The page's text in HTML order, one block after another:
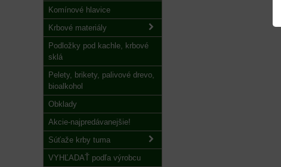
Komínové hlavice
Krbové materiály
Podložky pod kachle, krbové
sklá
Pelety, brikety, palivové drevo,
bioalkohol
Obklady
Akcie-najpredávanejšie!
Súťaže krby tuma
VYHĽADAŤ podľa výrobcu